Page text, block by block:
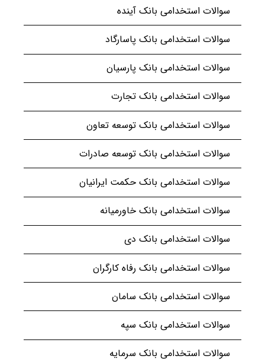
سوالات استخدامی بانک آینده
سوالات استخدامی بانک پاسارگاد
سوالات استخدامی بانک پارسیان
سوالات استخدامی بانک تجارت
سوالات استخدامی بانک توسعه تعاون
سوالات استخدامی بانک توسعه صادرات
سوالات استخدامی بانک حکمت ایرانیان
سوالات استخدامی بانک خاورمیانه
سوالات استخدامی بانک دی
سوالات استخدامی بانک رفاه کارگران
سوالات استخدامی بانک سامان
سوالات استخدامی بانک سپه
سوالات استخدامی بانک سرمایه